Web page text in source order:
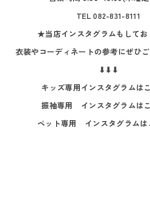
TEL 082-831-8111
★当店インスタグラムもして
衣装やコーディネートの参考にぜひ
⬇⬇⬇
キッズ専用インスタグラムは
振袖専用 インスタグラムは
ペット専用 インスタグラムは